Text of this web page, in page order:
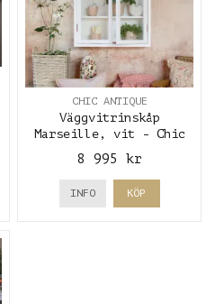
CHIC ANTIQUE
Väggvitrinskåp
Marseille, vit - Chic
Antique
8 995 kr
INFO KÖP